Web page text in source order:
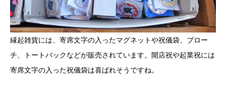
縁起雑貨には、寄席文字の入ったマグネットや祝儀袋、ブロー
チ、トートバックなどが販売されています。開店祝や起業祝には
寄席文字の入った祝儀袋は喜ばれそうですね。